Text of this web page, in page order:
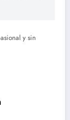
y sin